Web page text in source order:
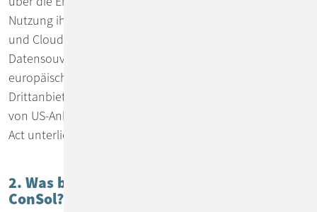
Nutzung ihrer Daten zu entscheiden. Im Unternehmens-
und Cloud-Kontext hat es sich eingebürgert von
Datensouveränität zu sprechen, wenn Firmen mehr auf
europäische Cloud-Anbieter setzen und unabhängig von
Drittanbietern bleiben möchten - speziell unabhängig
von US-Anbietern bzw. von Lösungen, die dem US Cloud
Act unterliegen.
2. Was bedeutet Datensouveränität bei
ConSol?